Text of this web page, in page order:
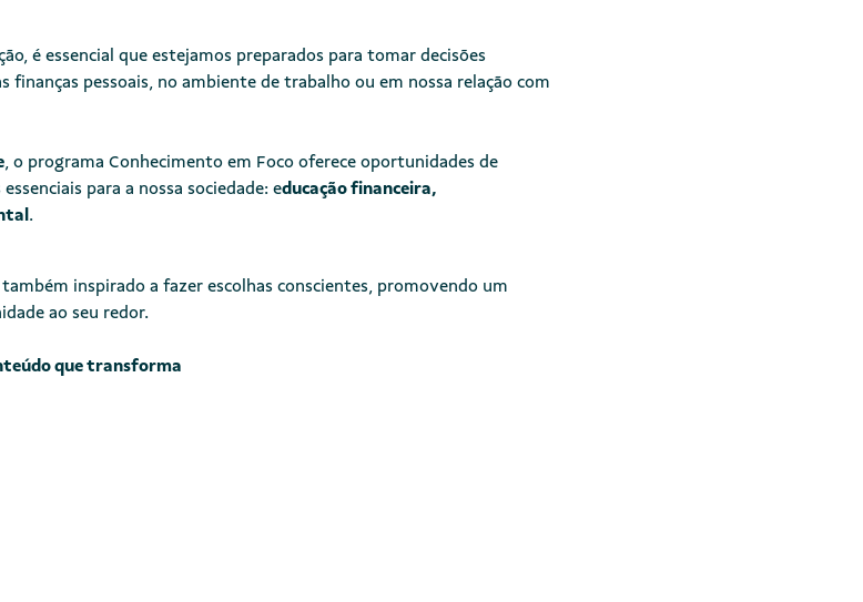
é essencial que estejamos preparados para tomar decisões
finanças pessoais, no ambiente de trabalho ou em nossa relação com
, o programa Conhecimento em Foco oferece oportunidades de
para a nossa sociedade: educação financeira,
.
inspirado a fazer escolhas conscientes, promovendo um
ao seu redor.
que transforma